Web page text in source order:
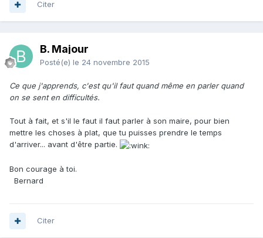
Citer
B. Majour
Posté(e) le 24 novembre 2015
Ce que j'apprends, c'est qu'il faut quand même en parler quand
on se sent en difficultés.
Tout à fait, et s'il le faut il faut parler à son maire, pour bien
mettre les choses à plat, que tu puisses prendre le temps
d'arriver... avant d'être partie.
Bon courage à toi.
Bernard
Citer